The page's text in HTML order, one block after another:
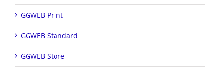
GGWEB Print
GGWEB Standard
GGWEB Store